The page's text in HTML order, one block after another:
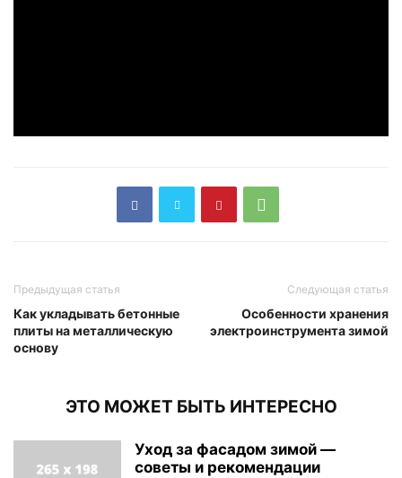
Предыдущая статья
Как укладывать бетонные
плиты на металлическую
основу
Следующая статья
Особенности хранения
электроинструмента зимой
ЭТО МОЖЕТ БЫТЬ ИНТЕРЕСНО
Уход за фасадом зимой —
советы и рекомендации